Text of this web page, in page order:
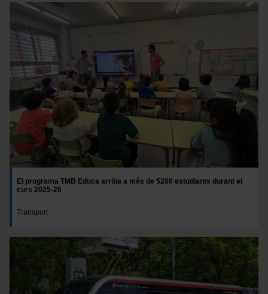
El programa TMB Educa arriba a més de 5200 estudiants durant el
curs 2025-26
Transport
Imatge